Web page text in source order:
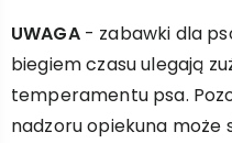
UWAGA- zabawki dla
biegiem czasu ulegają
temperamentu psa.
nadzoru opiekuna